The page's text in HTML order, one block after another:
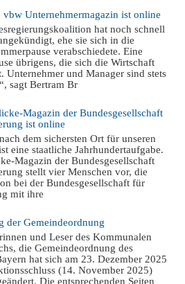
vbw Unternehmermagazin ist online
hat noch schnell
ehe sie sich in die
verabschiedete. Eine
übrigens, die sich die Wirtschaft
Unternehmer und Manager sind stets
sagt Bertram Br
Magazin der Bundesgesellschaft
ist online
dem sichersten Ort für unseren
eine staatliche Jahrhundertaufgabe.
Magazin der Bundesgesellschaft
stellt vier Menschen vor, die
bei der Bundesgesellschaft für
mit ihre
der Gemeindeordnung
und Leser des Kommunalen
die Gemeindeordnung des
hat sich am 23. Dezember 2025
(14. November 2025)
Die entsprechenden Seiten